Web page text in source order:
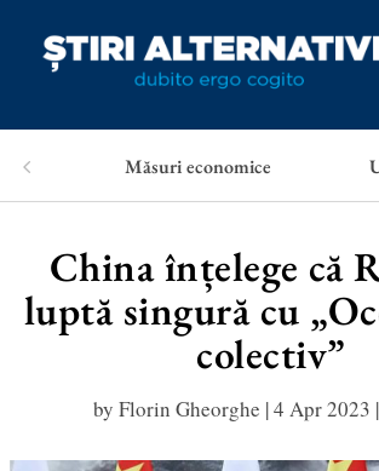
Măsuri economice
China înțelege că
luptă singură cu
colectiv”
by Florin Gheorghe |4 Apr 2023 |